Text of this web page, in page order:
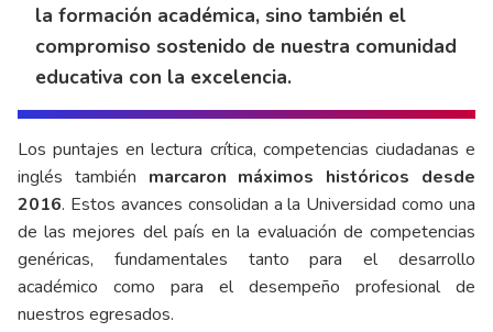
la formación académica, sino también el
compromiso sostenido de nuestra comunidad
educativa con la excelencia.
Los puntajes en lectura crítica, competencias ciudadanas e
inglés también marcaron máximos históricos desde
2016. Estos avances consolidan a la Universidad como una
de las mejores del país en la evaluación de competencias
genéricas, fundamentales tanto para el desarrollo
académico como para el desempeño profesional de
nuestros egresados.